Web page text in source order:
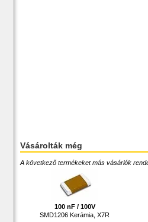
Vásárolták még
A következő termékeket más vásárlók
100 nF / 100V
SMD1206 Kerámia, X7R